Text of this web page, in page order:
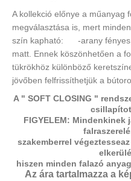
A kollekció előnye a műanyag
megválasztása is, mert
szín kapható: -arany fényes,
matt. Ennek köszönhetően a
tükrökhöz különböző
jövőben felfrissíthetjük a
A " SOFT CLOSING "
FIGYELEM:
szakemberrel végeztesse
hiszen minden falazó
Az ára tartalmazza a